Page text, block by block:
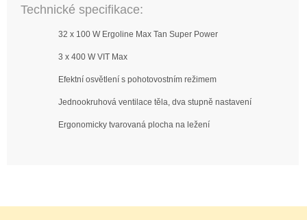
Technické specifikace:
32 x 100 W Ergoline Max Tan Super Power
3 x 400 W VIT Max
Efektní osvětlení s pohotovostním režimem
Jednookruhová ventilace těla, dva stupně nastavení
Ergonomicky tvarovaná plocha na ležení